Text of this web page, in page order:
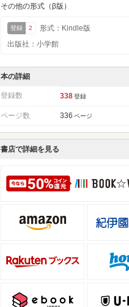
その他の形式（β版）
登録 2
形式：Kindle版
出版社：小学館
本の詳細
登録数 338 登録
ページ数 336 ページ
書店で詳細を見る